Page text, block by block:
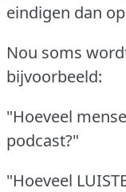
eindigen dan op
Nou soms
bijvoorbeeld:
"Hoeveel
podcast?"
"Hoeveel